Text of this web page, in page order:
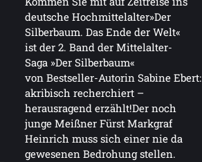
deutsche Hochmittelalter»Der
Silberbaum. Das Ende der Welt«
ist der 2. Band der Mittelalter-
Saga »Der Silberbaum«
von Bestseller-Autorin Sabine Ebert:
akribisch recherchiert –
herausragend erzählt!Der noch
junge Meißner Fürst Markgraf
Heinrich muss sich einer nie da
gewesenen Bedrohung stellen.